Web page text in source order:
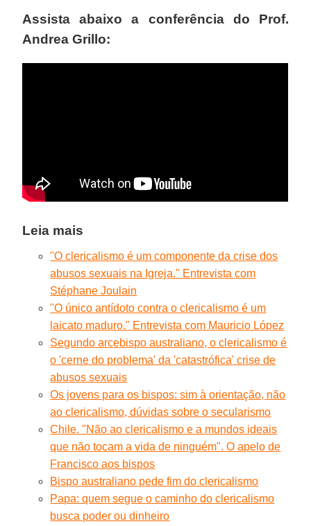
Assista abaixo a conferência do Prof.
Andrea Grillo:
Leia mais
''O clericalismo é um componente da crise dos
abusos sexuais na Igreja.'' Entrevista com
Stéphane Joulain
''O único antídoto contra o clericalismo é um
laicato maduro.'' Entrevista com Mauricio López
Segundo arcebispo australiano, o clericalismo é
o 'cerne do problema' da 'catastrófica' crise de
abusos sexuais
Os jovens para os bispos: sim à orientação, não
ao clericalismo, dúvidas sobre o secularismo
Chile. "Não ao clericalismo e a mundos ideais
que não tocam a vida de ninguém". O apelo de
Francisco aos bispos
Bispo australiano pede fim do clericalismo
Papa: quem segue o caminho do clericalismo
busca poder ou dinheiro